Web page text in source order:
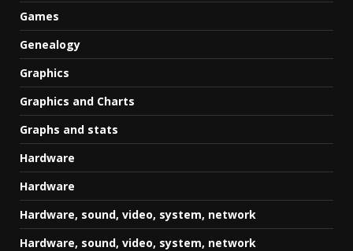
Games
Genealogy
Graphics
Graphics and Charts
Graphs and stats
Hardware
Hardware
Hardware, sound, video, system, network
Hardware, sound, video, system, network